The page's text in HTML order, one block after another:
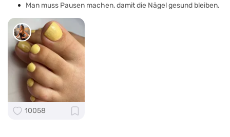
Man muss Pausen machen, damit die Nägel gesund bleiben.
10058